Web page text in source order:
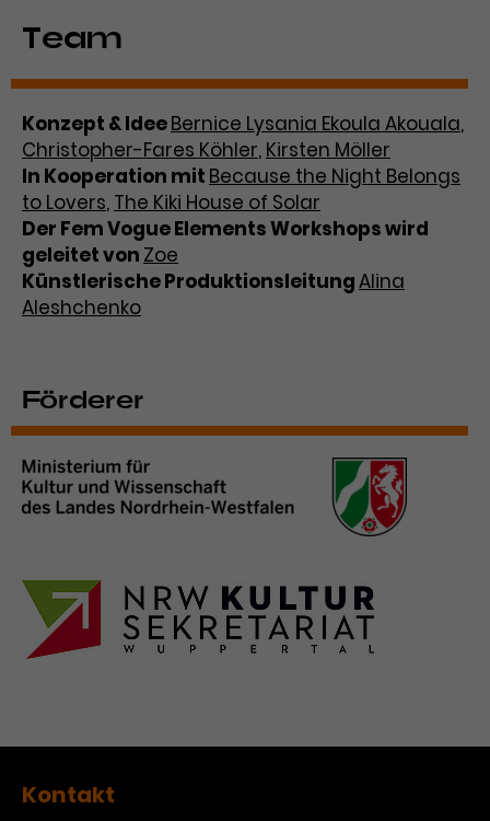
Team
Konzept & IdeeBernice Lysania Ekoula Akouala,
Christopher-Fares Köhler, Kirsten Möller
In Kooperation mit Because the Night Belongs
to Lovers, The Kiki House of Solar
Der Fem Vogue Elements Workshops wird
geleitet von Zoe
Künstlerische ProduktionsleitungAlina
Aleshchenko
Förderer
Kontakt